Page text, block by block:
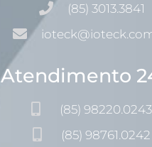
(85) 3013.3841
Atendimento
(85) 98220.0243
(85) 98761.0242